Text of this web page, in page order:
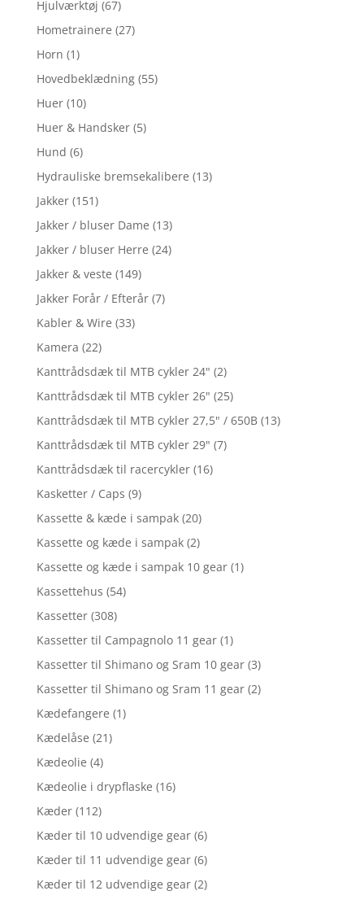
Hjulværktøj (67)
Hometrainere (27)
Horn (1)
Hovedbeklædning (55)
Huer (10)
Huer & Handsker (5)
Hund (6)
Hydrauliske bremsekalibere (13)
Jakker (151)
Jakker / bluser Dame (13)
Jakker / bluser Herre (24)
Jakker & veste (149)
Jakker Forår / Efterår (7)
Kabler & Wire (33)
Kamera (22)
Kanttrådsdæk til MTB cykler 24" (2)
Kanttrådsdæk til MTB cykler 26" (25)
Kanttrådsdæk til MTB cykler 27,5" / 650B (13)
Kanttrådsdæk til MTB cykler 29" (7)
Kanttrådsdæk til racercykler (16)
Kasketter / Caps (9)
Kassette & kæde i sampak (20)
Kassette og kæde i sampak (2)
Kassette og kæde i sampak 10 gear (1)
Kassettehus (54)
Kassetter (308)
Kassetter til Campagnolo 11 gear (1)
Kassetter til Shimano og Sram 10 gear (3)
Kassetter til Shimano og Sram 11 gear (2)
Kædefangere (1)
Kædelåse (21)
Kædeolie (4)
Kædeolie i drypflaske (16)
Kæder (112)
Kæder til 10 udvendige gear (6)
Kæder til 11 udvendige gear (6)
Kæder til 12 udvendige gear (2)